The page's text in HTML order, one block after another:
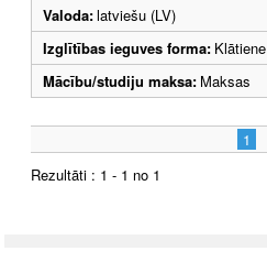
Valoda:latviešu (LV)
Izglītības ieguves forma: Klātiene
Mācību/studiju maksa: Maksas
1
Rezultāti : 1 - 1 no 1